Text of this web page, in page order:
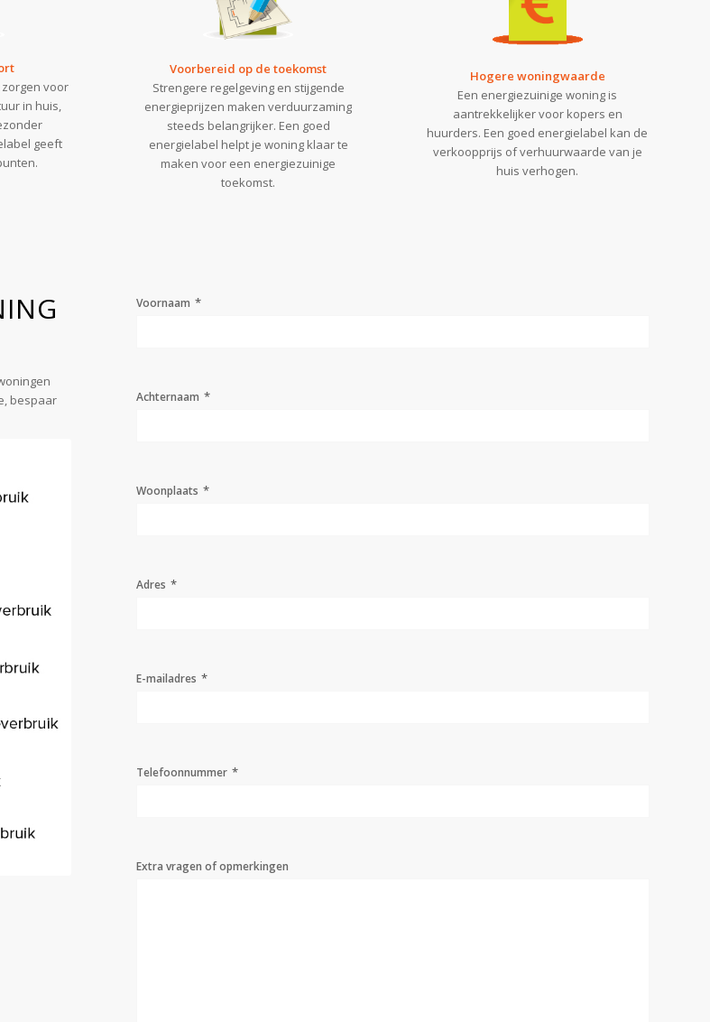
voor
in huis,
geeft
Voorbereid op de toekomst
Strengere regelgeving en stijgende
energieprijzen maken verduurzaming
steeds belangrijker. Een goed
energielabel helpt je woning klaar te
maken voor een energiezuinige
toekomst.
Hogere woningwaarde
Een energiezuinige woning is
aantrekkelijker voor kopers en
huurders. Een goed energielabel kan de
verkoopprijs of verhuurwaarde van je
huis verhogen.
bespaar
Voornaam *
Achternaam *
Woonplaats *
Adres *
E-mailadres *
Telefoonnummer *
Extra vragen of opmerkingen